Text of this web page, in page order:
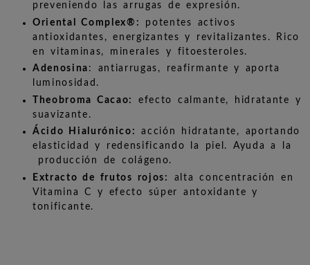
preveniendo las arrugas de expresión.
Oriental Complex®:
potentes activos
antioxidantes, energizantes y revitalizantes. Rico
en vitaminas, minerales y fitoesteroles.
Adenosina : antiarrugas, reafirmante y aporta
luminosidad.
Theobroma Cacao:
efecto calmante, hidratante y
suavizante.
Ácido Hialurónico:
acción hidratante, aportando
elasticidad y redensificando la piel. Ayuda a la
producción de colágeno.
Extracto de frutos rojos:
alta concentración en
Vitamina C y efecto súper antoxidante y
tonificante.